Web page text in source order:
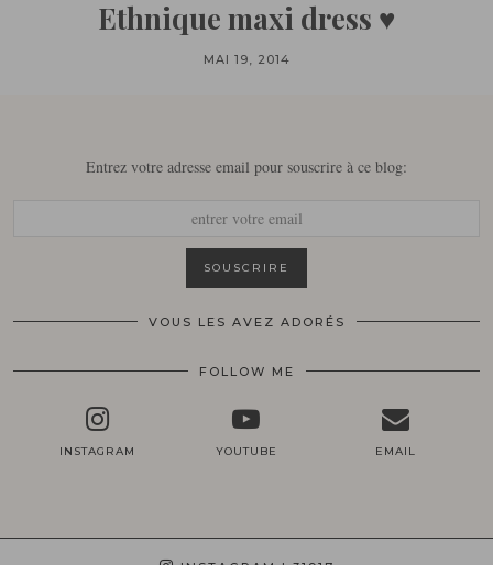
Ethnique maxi dress ♥
MAI 19, 2014
Entrez votre adresse email pour souscrire à ce blog:
VOUS LES AVEZ ADORÉS
FOLLOW ME
INSTAGRAM YOUTUBE EMAIL